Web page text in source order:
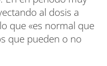
al dosis a
que «es normal que
que pueden o no